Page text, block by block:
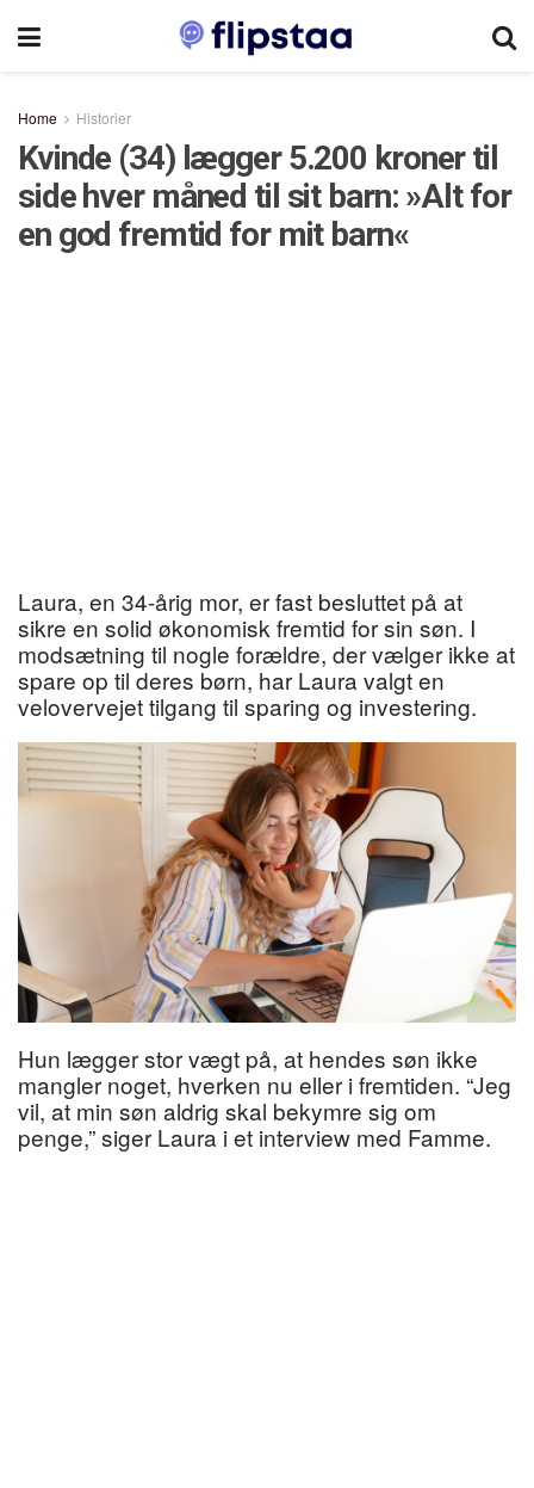
Home Historier
Kvinde (34) lægger 5.200 kroner til
side hver måned til sit barn: »Alt for
en god fremtid for mit barn«
Laura, en 34-årig mor, er fast besluttet på at
sikre en solid økonomisk fremtid for sin søn. I
modsætning til nogle forældre, der vælger ikke at
spare op til deres børn, har Laura valgt en
velovervejet tilgang til sparing og investering.
Hun lægger stor vægt på, at hendes søn ikke
mangler noget, hverken nu eller i fremtiden. “Jeg
vil, at min søn aldrig skal bekymre sig om
penge,” siger Laura i et interview med Famme.